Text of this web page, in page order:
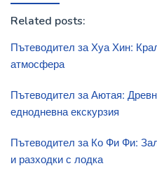
Related posts:
Пътеводител за Хуа Хин:
атмосфера
Пътеводител за Аютая:
еднодневна екскурзия
Пътеводител за Ко Фи Фи:
и разходки с лодка